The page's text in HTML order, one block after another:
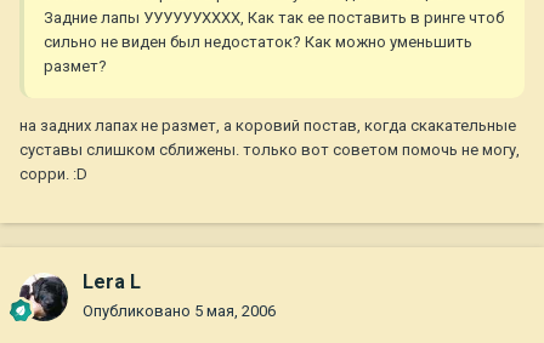
Задние лапы УУУУУУХХХХ, Как так ее поставить в ринге чтоб
сильно не виден был недостаток? Как можно уменьшить
размет?
на задних лапах не размет, а коровий постав, когда скакательные
суставы слишком сближены. только вот советом помочь не могу,
сорри. :D
Lera L
Опубликовано 5 мая, 2006